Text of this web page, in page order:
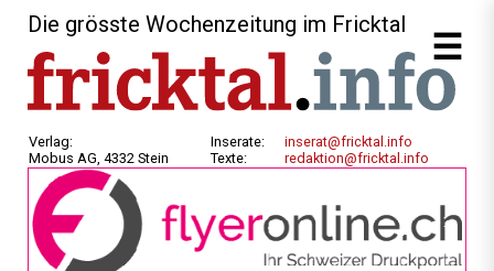
Die grösste Wochenzeitung im Fricktal
Verlag:
Mobus AG, 4332 Stein
Inserate:
Texte:
inserat@fricktal.info
redaktion@fricktal.info